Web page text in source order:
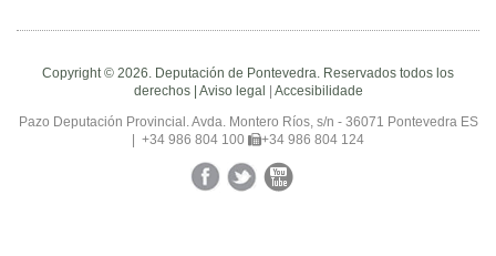
Copyright © 2026. Deputación de Pontevedra. Reservados todos los
derechos | Aviso legal | Accesibilidade
Pazo Deputación Provincial. Avda. Montero Ríos, s/n - 36071 Pontevedra ES
| +34 986 804 100
+34 986 804 124
FacebookTwitterYouTube